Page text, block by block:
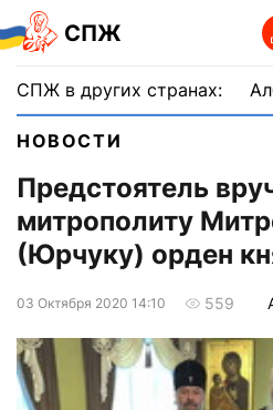
СПЖ
СПЖ в других странах:
НОВОСТИ
Предстоятель
митрополиту
(Юрчуку) орден
03 Октября 2020 14:10 559